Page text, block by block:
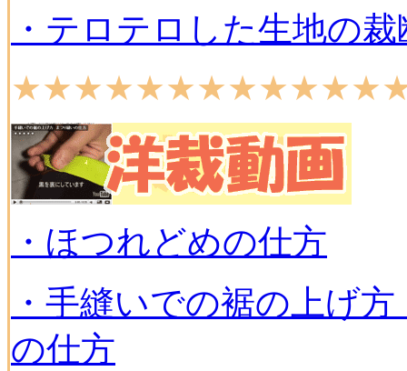
・テロテロした生地の
・ほつれどめの仕方
・手縫いでの裾の上げ
の仕方